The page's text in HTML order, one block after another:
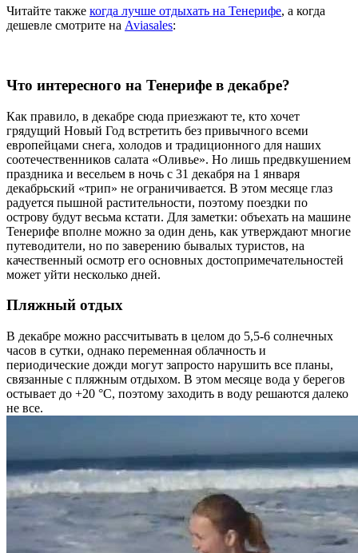
Читайте также когда лучше отдыхать на Тенерифе, а когда
дешевле смотрите на Aviasales:
Что интересного на Тенерифе в декабре?
Как правило, в декабре сюда приезжают те, кто хочет
грядущий Новый Год встретить без привычного всеми
европейцами снега, холодов и традиционного для наших
соотечественников салата «Оливье». Но лишь предвкушением
праздника и весельем в ночь с 31 декабря на 1 января
декабрьский «трип» не ограничивается. В этом месяце глаз
радуется пышной растительности, поэтому поездки по
острову будут весьма кстати. Для заметки: объехать на машине
Тенерифе вполне можно за один день, как утверждают многие
путеводители, но по заверению бывалых туристов, на
качественный осмотр его основных достопримечательностей
может уйти несколько дней.
Пляжный отдых
В декабре можно рассчитывать в целом до 5,5-6 солнечных
часов в сутки, однако переменная облачность и
периодические дожди могут запросто нарушить все планы,
связанные с пляжным отдыхом. В этом месяце вода у берегов
остывает до +20 °С, поэтому заходить в воду решаются далеко
не все.